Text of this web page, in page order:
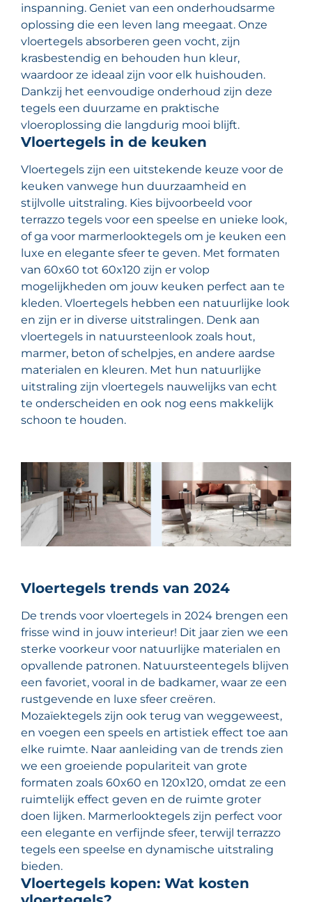
inspanning. Geniet van een onderhoudsarme
oplossing die een leven lang meegaat. Onze
vloertegels absorberen geen vocht, zijn
krasbestendig en behouden hun kleur,
waardoor ze ideaal zijn voor elk huishouden.
Dankzij het eenvoudige onderhoud zijn deze
tegels een duurzame en praktische
vloeroplossing die langdurig mooi blijft.
Vloertegels in de keuken
Vloertegels zijn een uitstekende keuze voor de
keuken vanwege hun duurzaamheid en
stijlvolle uitstraling. Kies bijvoorbeeld voor
terrazzo tegels voor een speelse en unieke look,
of ga voor marmerlooktegels om je keuken een
luxe en elegante sfeer te geven. Met formaten
van 60x60 tot 60x120 zijn er volop
mogelijkheden om jouw keuken perfect aan te
kleden. Vloertegels hebben een natuurlijke look
en zijn er in diverse uitstralingen. Denk aan
vloertegels in natuursteenlook zoals hout,
marmer, beton of schelpjes, en andere aardse
materialen en kleuren. Met hun natuurlijke
uitstraling zijn vloertegels nauwelijks van echt
te onderscheiden en ook nog eens makkelijk
schoon te houden.
Vloertegels trends van 2024
De trends voor vloertegels in 2024 brengen een
frisse wind in jouw interieur! Dit jaar zien we een
sterke voorkeur voor natuurlijke materialen en
opvallende patronen. Natuursteentegels blijven
een favoriet, vooral in de badkamer, waar ze een
rustgevende en luxe sfeer creëren.
Mozaïektegels zijn ook terug van weggeweest,
en voegen een speels en artistiek effect toe aan
elke ruimte. Naar aanleiding van de trends zien
we een groeiende populariteit van grote
formaten zoals 60x60 en 120x120, omdat ze een
ruimtelijk effect geven en de ruimte groter
doen lijken. Marmerlooktegels zijn perfect voor
een elegante en verfijnde sfeer, terwijl terrazzo
tegels een speelse en dynamische uitstraling
bieden.
Vloertegels kopen: Wat kosten